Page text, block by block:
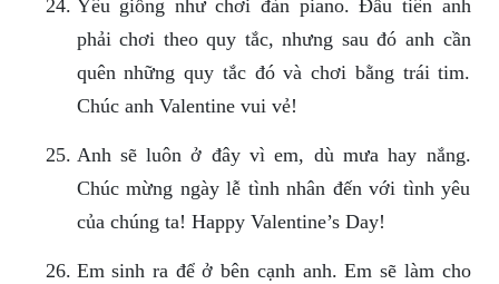
Yêu giống như chơi đàn piano. Đầu tiên anh
phải chơi theo quy tắc, nhưng sau đó anh cần
quên những quy tắc đó và chơi bằng trái tim.
Chúc anh Valentine vui vẻ!
Anh sẽ luôn ở đây vì em, dù mưa hay nắng.
Chúc mừng ngày lễ tình nhân đến với tình yêu
của chúng ta! Happy Valentine’s Day!
Em sinh ra để ở bên cạnh anh. Em sẽ làm cho